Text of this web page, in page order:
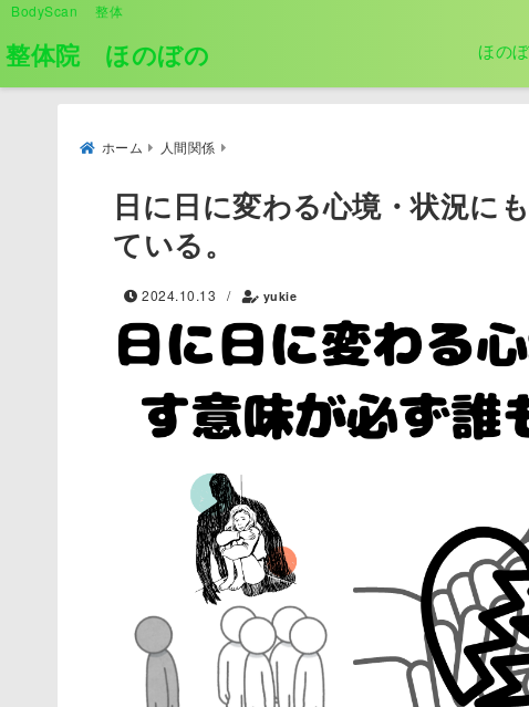
BodyScan 整体
整体院 ほのぼの ほの
ホーム 人間関係
日に日に変わる心境・状況に
ている。
2024.10.13 / yukie